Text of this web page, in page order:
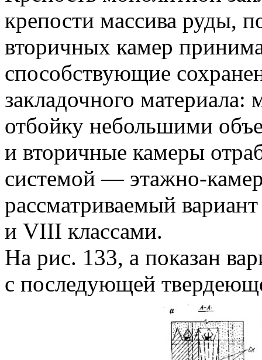
крепости массива руды,
вторичных камер
способствующие
закладочного материала:
отбойку небольшими
и вторичные камеры
системой — этажно-
рассматриваемый
и VIII классами.
На рис. 133, а показан
с последующей